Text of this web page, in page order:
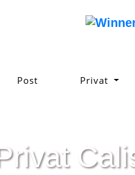
Post Privat